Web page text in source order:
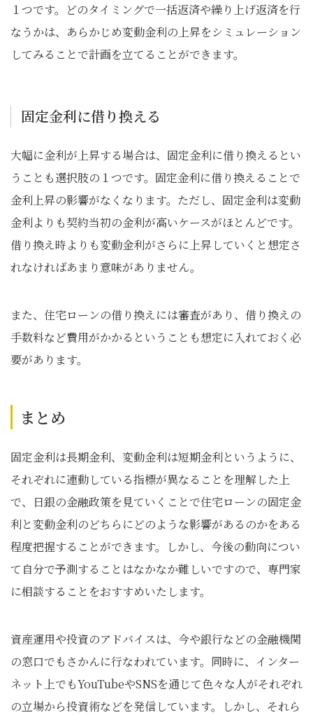
１つです。どのタイミングで一括返済や繰り上げ返済を行
なうかは、あらかじめ変動金利の上昇をシミュレーション
してみることで計画を立てることができます。
固定金利に借り換える
大幅に金利が上昇する場合は、固定金利に借り換えるとい
うことも選択肢の１つです。固定金利に借り換えることで
金利上昇の影響がなくなります。ただし、固定金利は変動
金利よりも契約当初の金利が高いケースがほとんどです。
借り換え時よりも変動金利がさらに上昇していくと想定さ
れなければあまり意味がありません。
また、住宅ローンの借り換えには審査があり、借り換えの
手数料など費用がかかるということも想定に入れておく必
要があります。
まとめ
固定金利は長期金利、変動金利は短期金利というように、
それぞれに連動している指標が異なることを理解した上
で、日銀の金融政策を見ていくことで住宅ローンの固定金
利と変動金利のどちらにどのような影響があるのかをある
程度把握することができます。しかし、今後の動向につい
て自分で予測することはなかなか難しいですので、専門家
に相談することをおすすめいたします。
資産運用や投資のアドバイスは、今や銀行などの金融機関
の窓口でもさかんに行なわれています。同時に、インター
ネット上でもYouTubeやSNSを通じて色々な人がそれぞれ
の立場から投資術などを発信しています。しかし、それら